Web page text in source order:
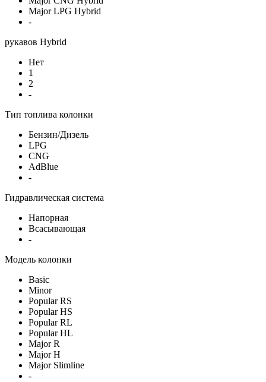
Major LPG Hybrid
-
рукавов Hybrid
Нет
1
2
-
Тип топлива колонки
Бензин/Дизель
LPG
CNG
AdBlue
-
Гидравлическая система
Напорная
Всасывающая
-
Модель колонки
Basic
Minor
Popular RS
Popular HS
Popular RL
Popular HL
Major R
Major H
Major Slimline
-